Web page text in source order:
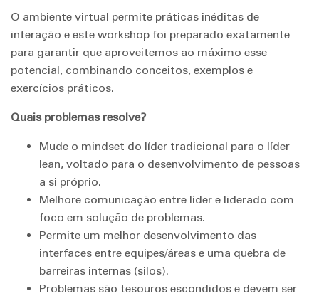
O ambiente virtual permite práticas inéditas de
interação e este workshop foi preparado exatamente
para garantir que aproveitemos ao máximo esse
potencial, combinando conceitos, exemplos e
exercícios práticos.
Quais problemas resolve?
Mude o mindset do líder tradicional para o líder
lean, voltado para o desenvolvimento de pessoas
a si próprio.
Melhore comunicação entre líder e liderado com
foco em solução de problemas.
Permite um melhor desenvolvimento das
interfaces entre equipes/áreas e uma quebra de
barreiras internas (silos).
Problemas são tesouros escondidos e devem ser